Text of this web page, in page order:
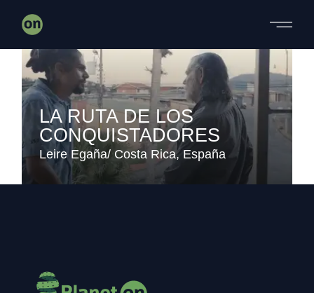
LA RUTA DE LOS
CONQUISTADORES
Leire Egaña Costa Rica España